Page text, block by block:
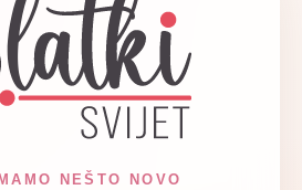
NEŠTO NOVO